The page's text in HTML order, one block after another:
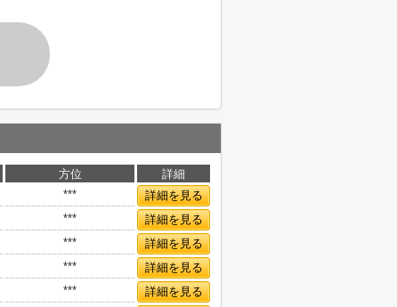
方位
詳細
***
詳細を見る
***
詳細を見る
***
詳細を見る
***
詳細を見る
***
詳細を見る